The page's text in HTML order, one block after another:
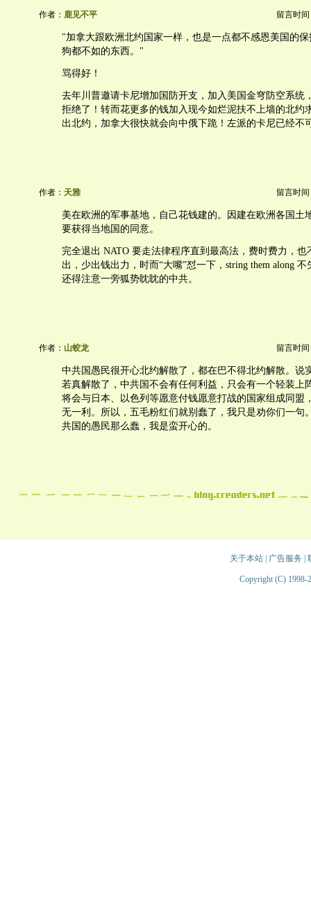
作者： 鹿见不平 留言时间
"加拿大跟欧洲北约国家一样，也是一点都不感恩美国的
狗都不如的东西。"
骂得好！
去年川普邀请卡尼增加国防开支，加入美国金穹防空系统
拒绝了！转而花更多的钱加入现今如烂泥扶不上墙的北约
出北约，加拿大很快就会向中俄下跪！左派的卡尼已经不
作者： 天雅 留言时间
美在欧洲的军事基地，自己花钱建的。因建在欧洲各国土
要获得当地国的同意。
完全退出 NATO 要走法律程序直到最高法，费时费力，也
出，少出钱出力，时而“大嘴”怼一下，string them along
还得注意一旁狐势眈眈的中共。
作者： 山蛟龙 留言时间
中共国愚民很开心北约解散了，都在巴不得北约解散。说
若真解散了，中共国不会有任何利益，只会有一个轻装上
将会与日本、以色列等愿意付钱愿意打战的国家组成同盟
无一利。所以，五毛粉红们就别蠢了，我只是劝你们一句
共国的愚民那么蠢，我是蛮开心的。
关于本站| 广告服务
Copyright (C) 1998-